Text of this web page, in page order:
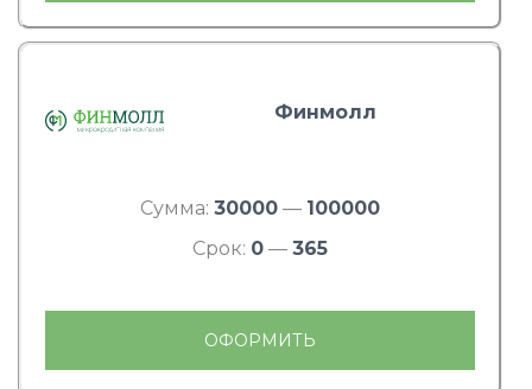
Финмолл
Сумма: 30000 — 100000
Срок: 0 — 365
ОФОРМИТЬ